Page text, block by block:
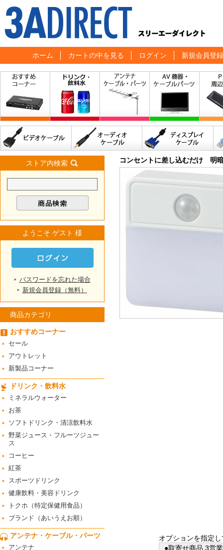
ホーム カートの中を見る ログイン 新規会員登録
ストア内検索
ようこそ ゲスト 様
パスワードを忘れた場合
新規会員登録（無料）
商品カテゴリ
おすすめコーナー
セール
アウトレット
新製品コーナー
ドリンク・飲料水
ミネラルウォーター
お茶
ソフトドリンク・清涼飲料水
野菜ジュース・フルーツジュー
ス
コーヒー
紅茶
スポーツドリンク
健康飲料・美容ドリンク
トクホ（特定保健用食品）
ブランド（あいうえお順）
アンテナ・ケーブル・パーツ
アンテナ
コンセントに差し込むだけ 明
オプションを指定
●取寄せ商品 3営